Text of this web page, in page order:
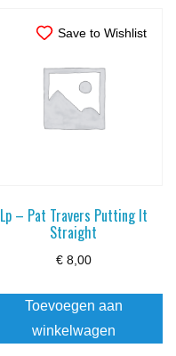
Save to Wishlist
Lp – Pat Travers Putting It
Straight
€8,00
Toevoegen aan
winkelwagen